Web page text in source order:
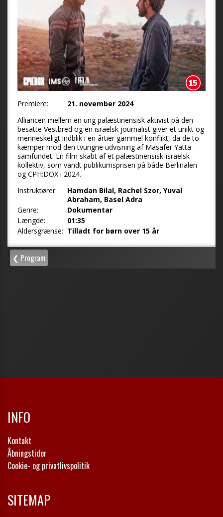
INFO
Kontakt
Åbningstider
Cookie- og privatlivspolitik
SITEMAP